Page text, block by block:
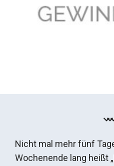
Nicht mal mehr fünf
Wochenende lang heißt